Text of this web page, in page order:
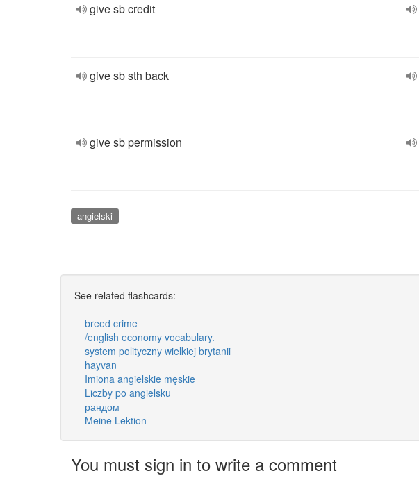
give sb credit
give sb sth back
give sb permission
angielski
See related flashcards:
breed crime
/english economy vocabulary.
system polityczny wielkiej brytanii
hayvan
Imiona angielskie męskie
Liczby po angielsku
рандом
Meine Lektion
You must sign in to write a comment